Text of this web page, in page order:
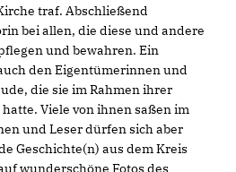
traf. Abschließend
bei allen, die diese und andere
und bewahren. Ein
den Eigentümerinnen und
die sie im Rahmen ihrer
Viele von ihnen saßen im
und Leser dürfen sich aber
Geschichte(n) aus dem Kreis
wunderschöne Fotos des